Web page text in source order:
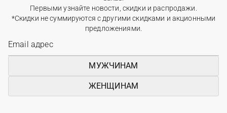
Первыми узнайте новости, скидки и распродажи.
*Скидки не суммируются с другими скидками и акционными
предложениями.
МУЖЧИНАМ
ЖЕНЩИНАМ